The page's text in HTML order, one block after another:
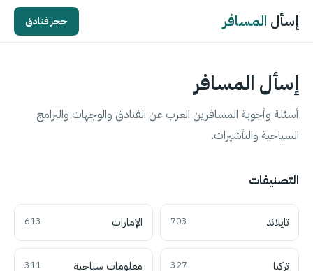
إسأل المسافر حجز فنادق
إسأل المسافر
أسئلة وأجوبة المسافرين العرب عن الفنادق والوجهات والبرامج
السياحية والتأشيرات.
التصنيفات
تايلاند 703 الإمارات 613
تركيا 327 معلومات سياحية 311